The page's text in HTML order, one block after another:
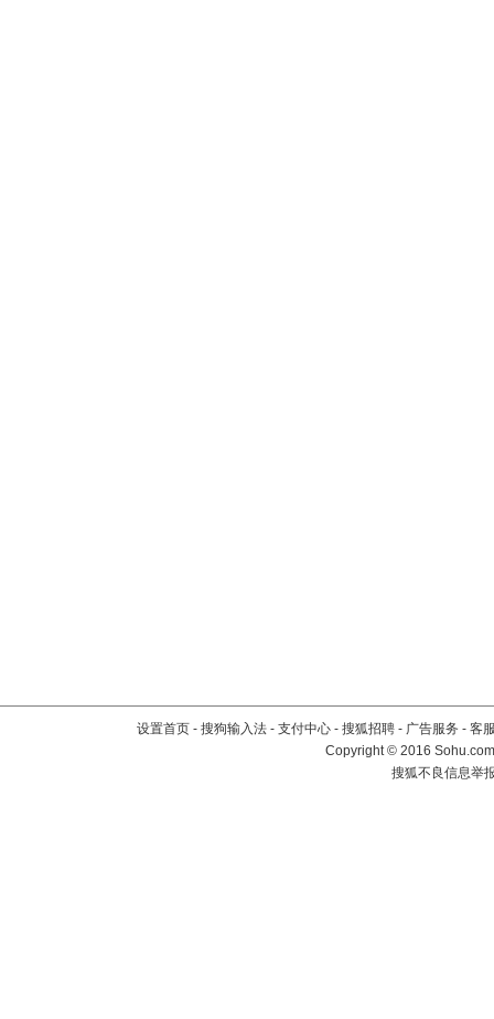
设置首页 - 搜狗输入法 - 支付中心 - 搜狐招聘 - 广告服务 - 客
Copyright©2016
搜狐不良信息举